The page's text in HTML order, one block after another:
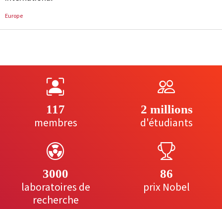
Europe
117
membres
2 millions
d'étudiants
3000
laboratoires de
recherche
86
prix Nobel